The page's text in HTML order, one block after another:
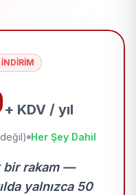
+ KDV / yıl
Her Şey Dahil
bir rakam —
yalnızca 50